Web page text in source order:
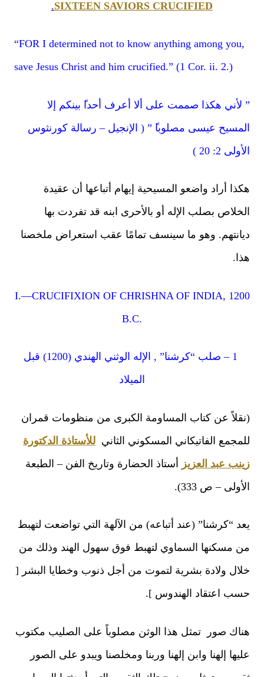
SIXTEEN SAVIORS CRUCIFIED
.
“FOR I determined not to know anything among
save Jesus Christ and him crucified.” (1 Cor. ii. 2.)
هكذا صممت على ألا أعرف أحدا بينكم إلا
عيسى مصلوبا” ( الإنجيل – رسالة كورنثوس
2: 20 )
أراد واضعو المسيحية إيهام أتباعها أن عقيدة
بصلب الإله أو بالأحرى ابنه قد تفردت بها
وهو ما سينسف تمامًا عقب استعراض ملخصنا
I.—CRUCIFIXION OF CHRISHNA OF INDIA,
1 – صلب “كرشنا” , الإله الوثني الهندي (1200) قبل
الميلاد
عن كتاب المساومة الكبرى من منظومات قمران
الفاتيكاني المسكوني الثانيللأستاذة الدكتورة
عبد العزيزأستاذ الحضارة وتاريخ الفن – الطبعة
– ص 333).
“كرشنا” (عند أتباعه) من الآلهة التي تواضعت لتهبط
مسكنها السماوي لتهبط فوق سهول الهند وذلك من
ولادة بشرية لتموت من أجل ذنوب وخطايا البشر [
اعتقاد الهندوس ].
صور تمثل هذا الوثن مصلوباً على الصليب مكتوب
إلهنا وابن إلهنا وربنا ومخلصنا ويبدو على الصور